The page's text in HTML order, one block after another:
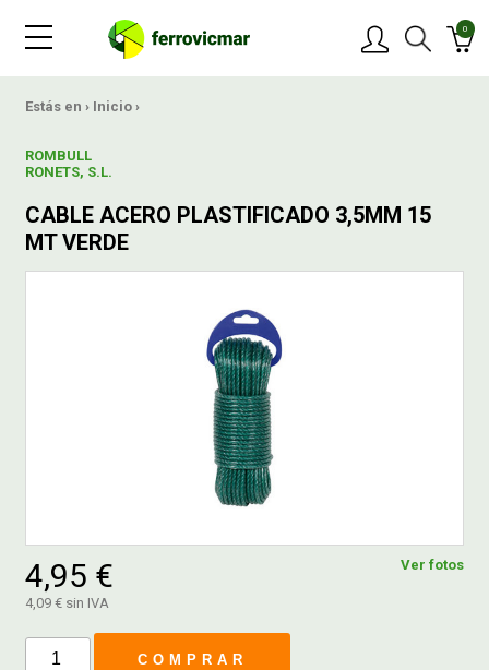
0
Estás en › Inicio ›
ROMBULL
RONETS, S.L.
CABLE ACERO PLASTIFICADO 3,5MM 15
MT VERDE
Ver fotos
4,95 €
4,09 € sin IVA
COMPRAR
BLOG
CONTACTAR
FERROVICMAR
DESPIECE